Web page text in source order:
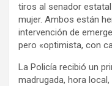
tiros al senador
mujer. Ambos están
intervención de
pero «optimista, con
La Policía recibió un
madrugada, hora